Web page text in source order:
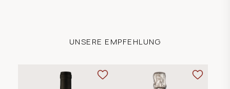
UNSERE EMPFEHLUNG